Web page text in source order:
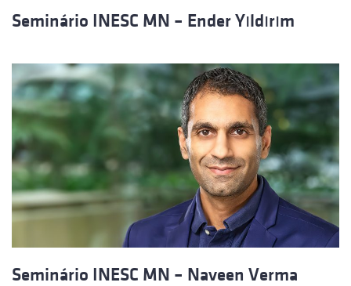
Seminário INESC MN – Ender Yıldırım
Seminário INESC MN – Naveen Verma